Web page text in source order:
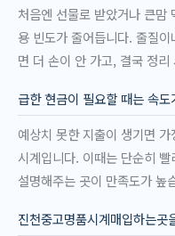
처음엔 선물로 받았거나 큰맘
용 빈도가 줄어듭니다. 줄질
면 더 손이 안 가고, 결국 정
급한 현금이 필요할 때는 속
예상치 못한 지출이 생기면
시계입니다. 이때는 단순히
설명해주는 곳이 만족도가 높
진천중고명품시계매입하는